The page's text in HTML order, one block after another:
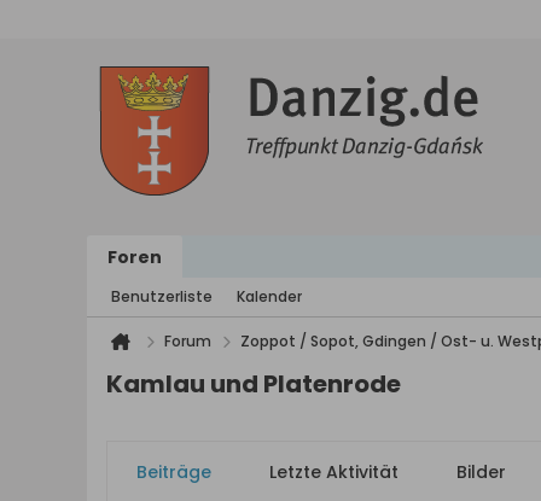
Foren
Benutzerliste Kalender
Forum Zoppot / Sopot, Gdingen / Ost- u.
Kamlau und Platenrode
Beiträge Letzte Aktivität Bilder